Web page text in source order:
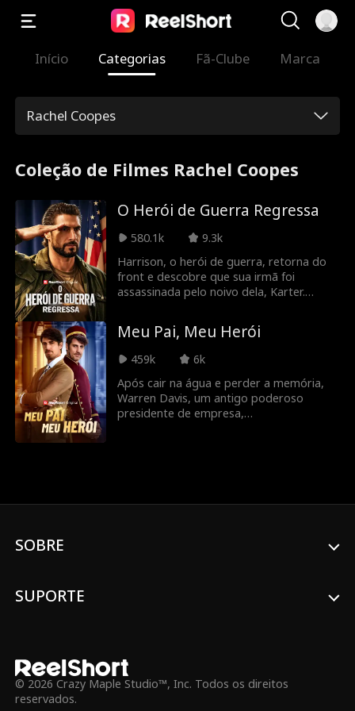
Início Categorias Fã-Clube Marca
Rachel Coopes
Coleção de Filmes Rachel Coopes
O Herói de Guerra Regressa
580.1k
9.3k
Harrison, o herói de guerra, retorna do
front e descobre que sua irmã foi
assassinada pelo noivo dela, Karter.
Karter vestindo seu uniforme militar
surrado e anuncia que o seu castigo
chegará em três dias. Por fim, Harrison
revela sua verdadeira identidade como
diretor do FBI e consegue se vingar de
uma vez por todas.
Meu Pai, Meu Herói
459k
6k
Após cair na água e perder a memória,
Warren Davis, um antigo poderoso
presidente de empresa,
lembra de quem realmente é.
SOBRE
SUPORTE
© 2026 Crazy Maple Studio™, Inc. Todos os direitos
reservados.